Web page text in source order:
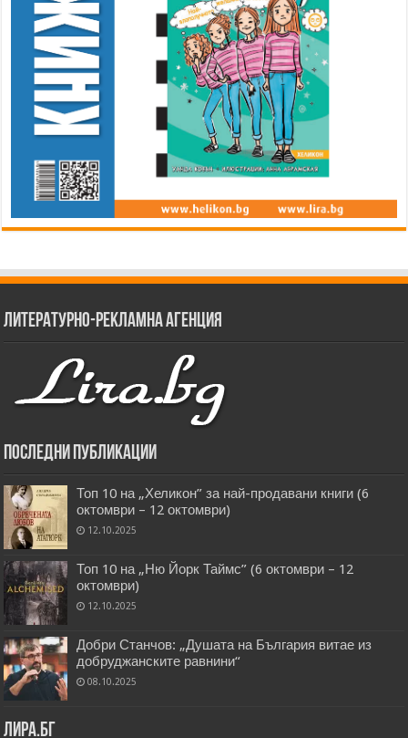
Литературно-рекламна агенция
Последни публикации
Топ 10 на „Хеликон” за най-продавани книги (6
октомври – 12 октомври)
12.10.2025
Топ 10 на „Ню Йорк Таймс” (6 октомври – 12
октомври)
12.10.2025
Добри Станчов: „Душата на България витае из
добруджанските равнини“
08.10.2025
Лира.бг